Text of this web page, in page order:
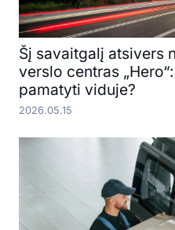
Šį savaitgalį atsivers
verslo centras
pamatyti viduje?
2026.05.15